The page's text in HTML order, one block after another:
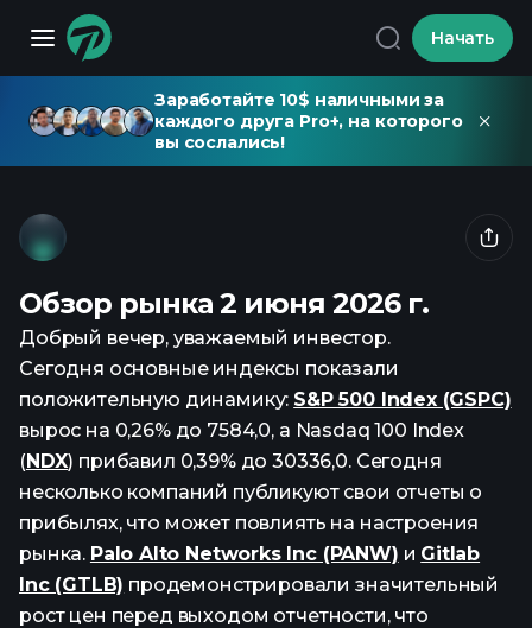
Начать
Заработайте 10$ наличными за
каждого друга Pro+, на которого
вы сослались!
Обзор рынка 2 июня 2026 г.
Добрый вечер, уважаемый инвестор.
Сегодня основные индексы показали
положительную динамику: S&P 500 Index (GSPC)
вырос на 0,26% до 7584,0, а Nasdaq 100 Index
(NDX) прибавил 0,39% до 30336,0. Сегодня
несколько компаний публикуют свои отчеты о
прибылях, что может повлиять на настроения
рынка. Palo Alto Networks Inc (PANW) и Gitlab
Inc (GTLB) продемонстрировали значительный
рост цен перед выходом отчетности, что